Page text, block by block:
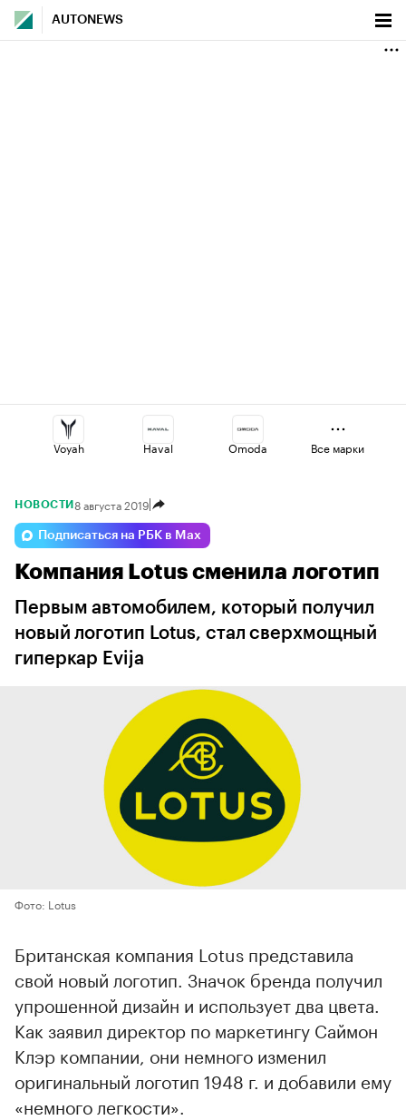
AUTONEWS
Voyah Haval Omoda
Lada Esteo
Volga Jaecoo Changan
Все марки
НОВОСТИ 8 августа 2019
Подписаться на РБК в Max
Компания Lotus сменила логотип
Первым автомобилем, который получил
новый логотип Lotus, стал сверхмощный
гиперкар Evija
Фото: Lotus
Британская компания Lotus представила
свой новый логотип. Значок бренда получил
упрошенной дизайн и использует два цвета.
Как заявил директор по маркетингу Саймон
Клэр компании, они немного изменил
оригинальный логотип 1948 г. и добавили ему
«немного легкости».